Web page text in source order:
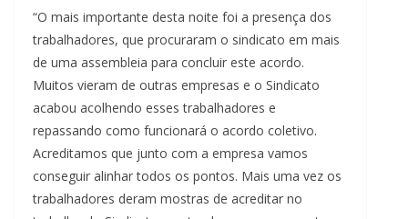
“O mais importante desta noite foi a presença dos
trabalhadores, que procuraram o sindicato em mais
de uma assembleia para concluir este acordo.
Muitos vieram de outras empresas e o Sindicato
acabou acolhendo esses trabalhadores e
repassando como funcionará o acordo coletivo.
Acreditamos que junto com a empresa vamos
conseguir alinhar todos os pontos. Mais uma vez os
trabalhadores deram mostras de acreditar no